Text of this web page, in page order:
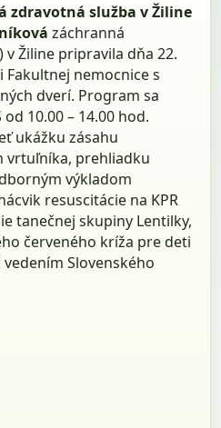
zdravotná služba v Žiline
záchranná
v Žiline pripravila dňa 22.
Fakultnej nemocnice s
dverí. Program sa
10.00 – 14.00 hod.
ukážku zásahu
vrtuľníka, prehliadku
výkladom
resuscitácie na KPR
tanečnej skupiny Lentilky,
červeného kríža pre deti
Slovenského